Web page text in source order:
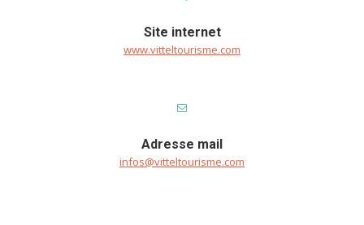
Site internet
www.vitteltourisme.com
Adresse mail
infos@vitteltourisme.com